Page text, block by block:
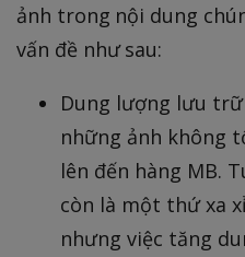
ảnh trong nội dung
vấn đề như sau:
Dung lượng lưu
những ảnh không
lên đến hàng MB.
còn là một thứ xa
nhưng việc tăng